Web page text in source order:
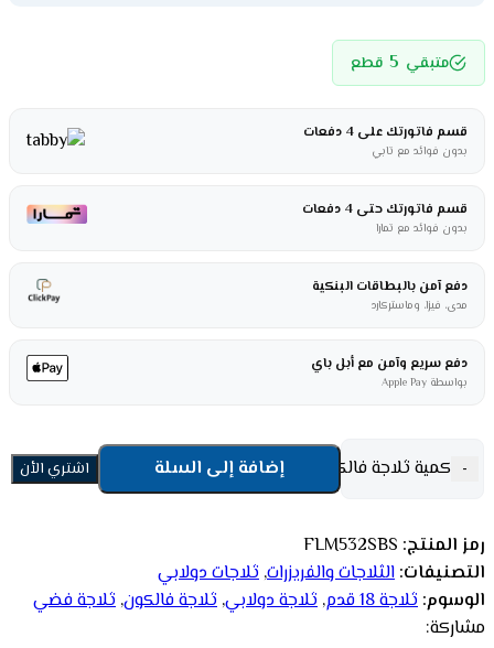
متبقي 5 قطع
قسم فاتورتك على 4 دفعات
بدون فوائد مع تابي
قسم فاتورتك حتى 4 دفعات
بدون فوائد مع تمارا
دفع آمن بالبطاقات البنكية
مدى، فيزا، وماستركارد
دفع سريع وآمن مع أبل باي
بواسطة Apple Pay
- كمية ثلاجة فالكون دولابي 18 قدم - انفرتر فضي FLM532SBSإضافة إلى السلة اشتري الأن
رمز المنتج: FLM532SBS
التصنيفات: الثلاجات والفريزرات, ثلاجات دولابي
الوسوم: ثلاجة 18 قدم , ثلاجة دولابي, ثلاجة فالكون, ثلاجة فضي
مشاركة: